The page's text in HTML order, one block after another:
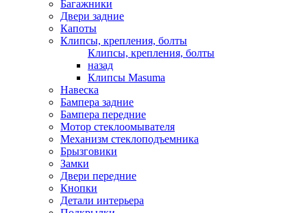
Багажники
Двери задние
Капоты
Клипсы, крепления, болты
Клипсы, крепления, болты
назад
Клипсы Masuma
Навеска
Бампера задние
Бампера передние
Мотор стеклоомывателя
Механизм стеклоподъемника
Брызговики
Замки
Двери передние
Кнопки
Детали интерьера